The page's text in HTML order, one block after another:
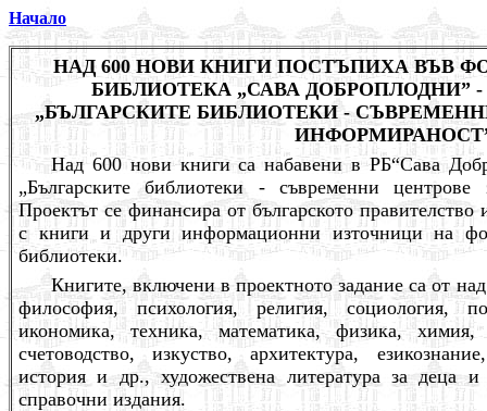
Начало
НАД 600 НОВИ КНИГИ ПОСТЪПИХА ВЪВ
БИБЛИОТЕКА „САВА ДОБРОПЛОДНИ”
„БЪЛГАРСКИТЕ БИБЛИОТЕКИ -
Над 600нови книгиса набавени в РБ“Сава
„Българските библиотеки
-
съвременни
Проектът се финансира от българското
с книги и други информационни източници на
библиотеки.
Книгите,включени в проектното задание са от
философия, психология, религия, социология,
икономика, техника, математика, физика,
счетоводство, изкуство, архитектура,
история и др., художествена литература за деца
справочни издания.